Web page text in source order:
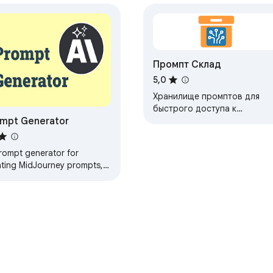
yang menginginkan efisiensi maksimum dengan usaha
Anda tetap produktif, terorganisir, dan kreatif.
lebih cerdas, lebih cepat, dan lebih terstruktur dalam
Anda.
Generator
generator for
MidJourney prompts,
Промпт Склад
5,0
Хранилище промптов для
быстрого доступа к